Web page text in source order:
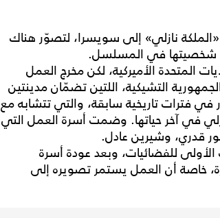
نازلي» إلى سويسرا، لتصوّر هناك
شخصيتها في المسلسل.
المتحدة الأميركية، لكن مخرج العمل
التشيكية، اللتين تضمّان مدينتين
في فترات تاريخية سابقة، والتي تتشابه مع
في آخر حياتها. وضمت أسرة العمل التي
قدري، وشيرين عادل.
للفضائيات، وبعد عودة أسرة
خاصة أن العمل يستمر تصويره إلى